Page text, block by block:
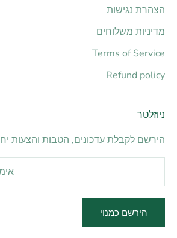
הצהרת נגישות
מדיניות משלוחים
Terms of Service
Refund policy
ניוזלטר
הירשם לקבלת עדכונים, הטבות והצעות
הירשם כמנוי